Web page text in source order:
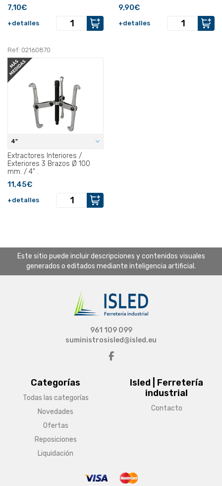
7,10€
+detalles
9,90€
+detalles
Ref: 02160870
4"
Extractores Interiores /
Exteriores 3 Brazos Ø 100
mm. / 4" .
11,45€
+detalles
Este sitio puede incluir descripciones y contenidos visuales
generados o editados mediante inteligencia artificial.
Categorías
Todas las categorías
Novedades
Ofertas
Reposiciones
Liquidación
Isled | Ferretería
industrial
Contacto
961 109 099
suministrosisled@isled.eu